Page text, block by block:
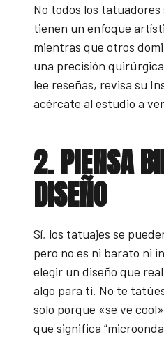
No todos los tatuadores
tienen un enfoque
mientras que otros
una precisión
lee reseñas, revisa su
acércate al estudio a
2. PIENSA
DISEÑO
Sí, los tatuajes se
pero no es ni barato ni
elegir un diseño que
algo para ti. No te
solo porque «se ve
que significa